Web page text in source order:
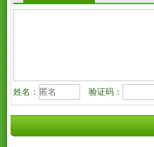
姓名： 验证码：